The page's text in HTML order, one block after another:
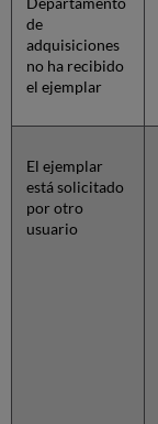
de
adquisiciones
no ha recibido
el ejemplar
El ejemplar
está solicitado
por otro
usuario